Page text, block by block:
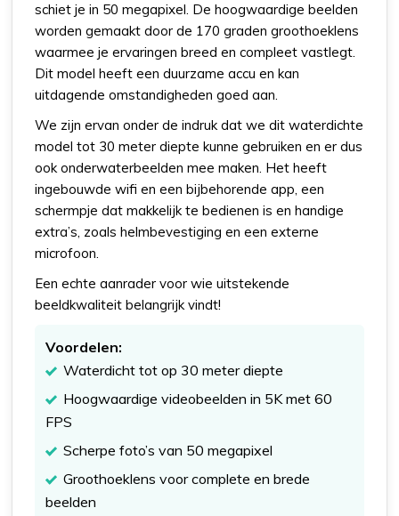
schiet je in 50 megapixel. De hoogwaardige beelden
worden gemaakt door de 170 graden groothoeklens
waarmee je ervaringen breed en compleet vastlegt.
Dit model heeft een duurzame accu en kan
uitdagende omstandigheden goed aan.
We zijn ervan onder de indruk dat we dit waterdichte
model tot 30 meter diepte kunne gebruiken en er dus
ook onderwaterbeelden mee maken. Het heeft
ingebouwde wifi en een bijbehorende app, een
schermpje dat makkelijk te bedienen is en handige
extra’s, zoals helmbevestiging en een externe
microfoon.
Een echte aanrader voor wie uitstekende
beeldkwaliteit belangrijk vindt!
Voordelen:
Waterdicht tot op 30 meter diepte
Hoogwaardige videobeelden in 5K met 60
FPS
Scherpe foto’s van 50 megapixel
Groothoeklens voor complete en brede
beelden